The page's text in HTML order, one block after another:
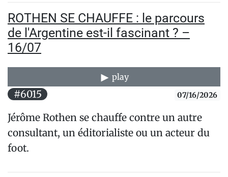
ROTHEN SE CHAUFFE : le parcours
de l'Argentine est-il fascinant ? –
16/07
play
#6015 07/16/2026
Jérôme Rothen se chauffe contre un autre
consultant, un éditorialiste ou un acteur du
foot.